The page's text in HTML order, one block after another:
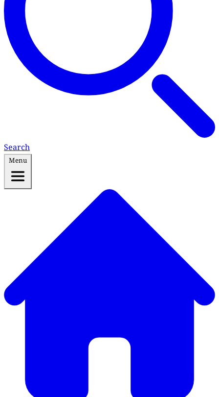
Search
Menu